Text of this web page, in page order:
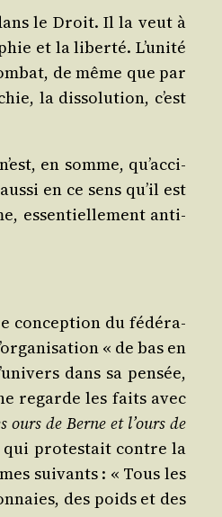
le Droit. Il la veut à
et la liber­té. L’u­ni­té
de même que par
la dis­so­lu­tion, c’est
en somme, qu’ac­ci­
en ce sens qu’il est
essen­tiel­le­ment anti­
concep­tion du fédé­ra­
« de bas en
dans sa pen­sée,
regarde les faits avec
ours de Berne et l’ours de
qui pro­tes­tait contre la
sui­vants : « Tous les
des poids et des